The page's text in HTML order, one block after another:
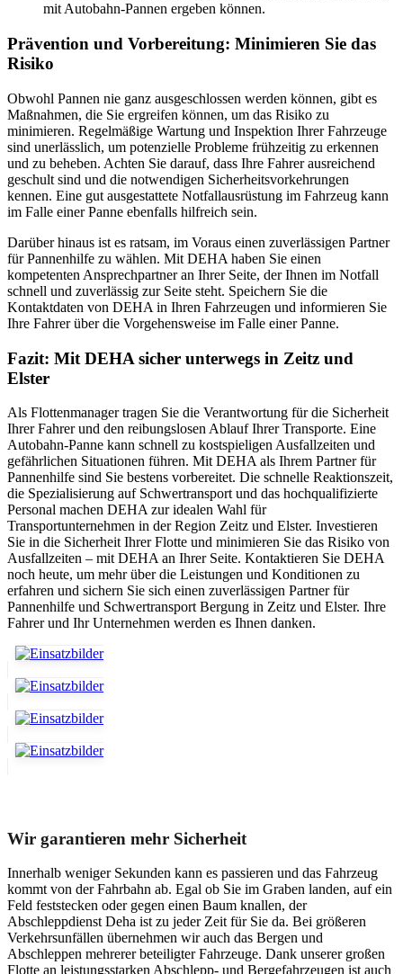
mit Autobahn-Pannen ergeben können.
Prävention und Vorbereitung: Minimieren Sie das
Risiko
Obwohl Pannen nie ganz ausgeschlossen werden können, gibt es
Maßnahmen, die Sie ergreifen können, um das Risiko zu
minimieren. Regelmäßige Wartung und Inspektion Ihrer Fahrzeuge
sind unerlässlich, um potenzielle Probleme frühzeitig zu erkennen
und zu beheben. Achten Sie darauf, dass Ihre Fahrer ausreichend
geschult sind und die notwendigen Sicherheitsvorkehrungen
kennen. Eine gut ausgestattete Notfallausrüstung im Fahrzeug kann
im Falle einer Panne ebenfalls hilfreich sein.
Darüber hinaus ist es ratsam, im Voraus einen zuverlässigen Partner
für Pannenhilfe zu wählen. Mit DEHA haben Sie einen
kompetenten Ansprechpartner an Ihrer Seite, der Ihnen im Notfall
schnell und zuverlässig zur Seite steht. Speichern Sie die
Kontaktdaten von DEHA in Ihren Fahrzeugen und informieren Sie
Ihre Fahrer über die Vorgehensweise im Falle einer Panne.
Fazit: Mit DEHA sicher unterwegs in Zeitz und
Elster
Als Flottenmanager tragen Sie die Verantwortung für die Sicherheit
Ihrer Fahrer und den reibungslosen Ablauf Ihrer Transporte. Eine
Autobahn-Panne kann schnell zu kostspieligen Ausfallzeiten und
gefährlichen Situationen führen. Mit DEHA als Ihrem Partner für
Pannenhilfe sind Sie bestens vorbereitet. Die schnelle Reaktionszeit,
die Spezialisierung auf Schwertransport und das hochqualifizierte
Personal machen DEHA zur idealen Wahl für
Transportunternehmen in der Region Zeitz und Elster. Investieren
Sie in die Sicherheit Ihrer Flotte und minimieren Sie das Risiko von
Ausfallzeiten – mit DEHA an Ihrer Seite. Kontaktieren Sie DEHA
noch heute, um mehr über die Leistungen und Konditionen zu
erfahren und sichern Sie sich einen zuverlässigen Partner für
Pannenhilfe und Schwertransport Bergung in Zeitz und Elster. Ihre
Fahrer und Ihr Unternehmen werden es Ihnen danken.
Wir garantieren mehr Sicherheit
Innerhalb weniger Sekunden kann es passieren und das Fahrzeug
kommt von der Fahrbahn ab. Egal ob Sie im Graben landen, auf ein
Feld feststecken oder gegen einen Baum knallen, der
Abschleppdienst Deha ist zu jeder Zeit für Sie da. Bei größeren
Verkehrsunfällen übernehmen wir auch das Bergen und
Abschleppen mehrerer beteiligter Fahrzeuge. Dank unserer großen
Flotte an leistungsstarken Abschlepp- und Bergefahrzeugen ist auch